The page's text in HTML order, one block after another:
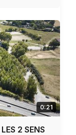
0:21
2 SENS